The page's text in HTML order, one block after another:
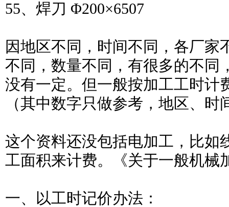
55、焊刀 Φ200×6507
因地区不同，时间不同，各厂家
不同，数量不同，有很多的不同
没有一定。但一般按加工工时计
（其中数字只做参考，地区、时
这个资料还没包括电加工，比如
工面积来计费。《关于一般机械
一、以工时记价办法：